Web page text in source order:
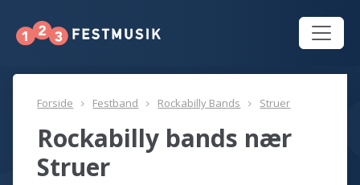
Forside Festband Rockabilly Bands Struer
Rockabilly bands nær
Struer